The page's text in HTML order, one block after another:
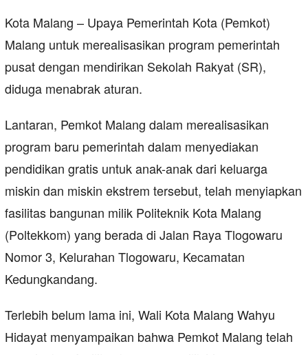
Kota Malang – Upaya Pemerintah Kota (Pemkot)
Malang untuk merealisasikan program pemerintah
pusat dengan mendirikan Sekolah Rakyat (SR),
diduga menabrak aturan.
Lantaran, Pemkot Malang dalam merealisasikan
program baru pemerintah dalam menyediakan
pendidikan gratis untuk anak-anak dari keluarga
miskin dan miskin ekstrem tersebut, telah menyiapkan
fasilitas bangunan milik Politeknik Kota Malang
(Poltekkom) yang berada di Jalan Raya Tlogowaru
Nomor 3, Kelurahan Tlogowaru, Kecamatan
Kedungkandang.
Terlebih belum lama ini, Wali Kota Malang Wahyu
Hidayat menyampaikan bahwa Pemkot Malang telah